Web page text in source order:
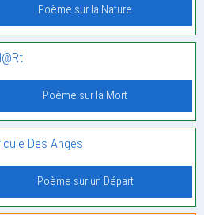
Poème sur la Nature
Poème sur la Mort
Des Anges
Poème sur un Départ